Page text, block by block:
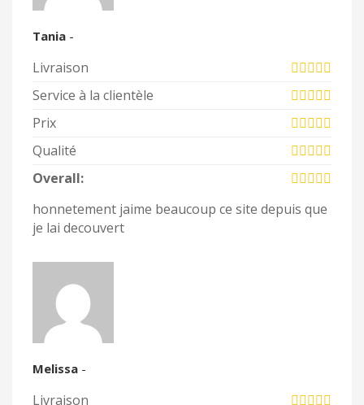
Tania -
Livraison
Service à la clientèle
Prix
Qualité
Overall:
honnetement jaime beaucoup ce site depuis que
je lai decouvert
Melissa -
Livraison